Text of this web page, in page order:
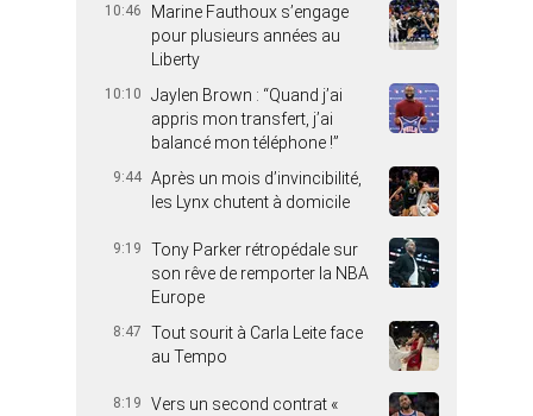
10:46
Marine Fauthoux s’engage
pour plusieurs années au
Liberty
10:10
Jaylen Brown : “Quand j’ai
appris mon transfert, j’ai
balancé mon téléphone !”
9:44 Après un mois d’invincibilité,
les Lynx chutent à domicile
9:19
Tony Parker rétropédale sur
son rêve de remporter la NBA
Europe
8:47
Tout sourit à Carla Leite face
au Tempo
8:19
Vers un second contrat «